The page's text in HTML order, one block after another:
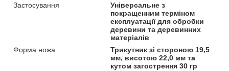
Застосування
Універсальне з
покращенним терміном
експлуатації для обробки
деревини та деревинних
матеріалів
Форма ножа
Трикутник зі стороною 19,5
мм, висотою 22,0 мм та
кутом загострення 30 гр